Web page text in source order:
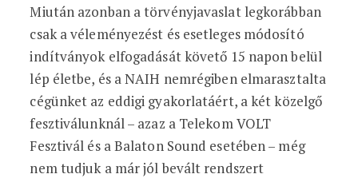
Miután azonban a törvényjavaslat legkorábban
csak a véleményezést és esetleges módosító
indítványok elfogadását követő 15 napon belül
lép életbe, és a NAIH nemrégiben elmarasztalta
cégünket az eddigi gyakorlatáért, a két közelgő
fesztiválunknál – azaz a Telekom VOLT
Fesztivál és a Balaton Sound esetében – még
nem tudjuk a már jól bevált rendszert